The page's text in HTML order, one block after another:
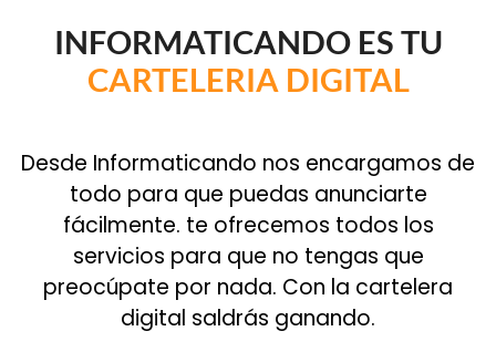
INFORMATICANDO ES TU
CARTELERIA DIGITAL
Desde Informaticando nos encargamos de
todo para que puedas anunciarte
fácilmente. te ofrecemos todos los
servicios para que no tengas que
preocúpate por nada. Con la cartelera
digital saldrás ganando.